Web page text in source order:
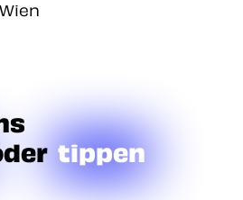
tippen